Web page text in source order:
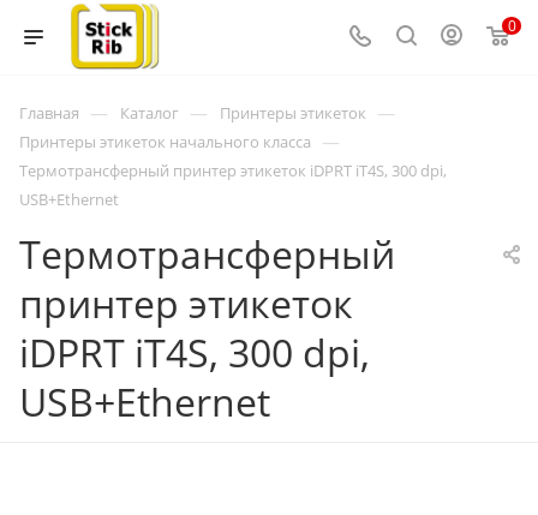
0
Главная — Каталог — Принтеры этикеток —
Принтеры этикеток начального класса —
Термотрансферный принтер этикеток iDPRT iT4S, 300 dpi,
USB+Ethernet
Термотрансферный
принтер этикеток
iDPRT iT4S, 300 dpi,
USB+Ethernet